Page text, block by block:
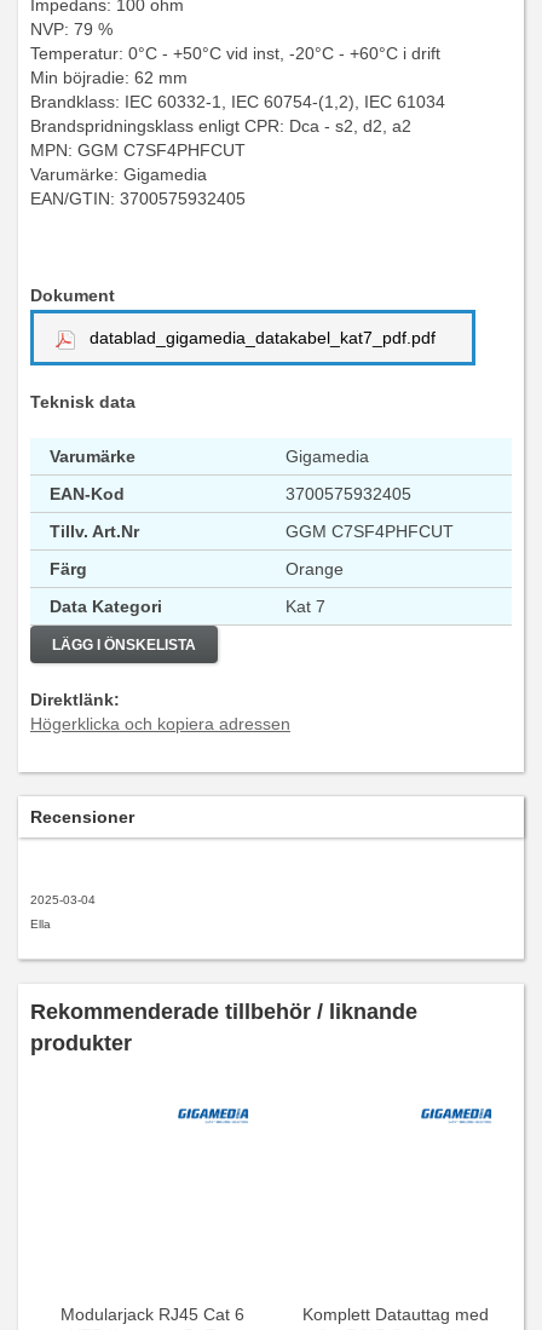
Impedans: 100 ohm
NVP: 79 %
Temperatur: 0°C - +50°C vid inst, -20°C - +60°C i drift
Min böjradie: 62 mm
Brandklass: IEC 60332-1, IEC 60754-(1,2), IEC 61034
Brandspridningsklass enligt CPR: Dca - s2, d2, a2
MPN: GGM C7SF4PHFCUT
Varumärke: Gigamedia
EAN/GTIN: 3700575932405
Dokument
datablad_gigamedia_datakabel_kat7_pdf.pdf
Teknisk data
Varumärke
Gigamedia
EAN-Kod
3700575932405
Tillv. Art.Nr
GGM C7SF4PHFCUT
Färg
Orange
Data Kategori
Kat 7
LÄGG I ÖNSKELISTA
Direktlänk:
Högerklicka och kopiera adressen
Recensioner
2025-03-04
Ella
Rekommenderade tillbehör / liknande
produkter
Modularjack RJ45 Cat 6
Komplett Datauttag med